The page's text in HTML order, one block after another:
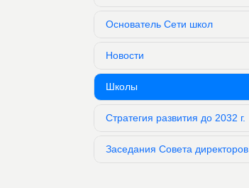
Основатель Сети школ
Новости
Школы
Стратегия развития до 2032 г.
Заседания Совета директоров